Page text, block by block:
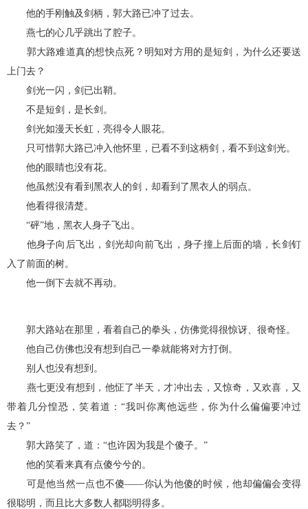
他的手刚触及剑柄，郭大路已冲了过去。
燕七的心几乎跳出了腔子。
郭大路难道真的想快点死？明知对方用的是短剑，为什么还要送
上门去？
剑光一闪，剑已出鞘。
不是短剑，是长剑。
剑光如漫天长虹，亮得令人眼花。
只可惜郭大路已冲入他怀里，已看不到这柄剑，看不到这剑光。
他的眼睛也没有花。
他虽然没有看到黑衣人的剑，却看到了黑衣人的弱点。
他看得很清楚。
“砰”地，黑衣人身子飞出。
他身子向后飞出，剑光却向前飞出，身子撞上后面的墙，长剑钉
入了前面的树。
他一倒下去就不再动。
郭大路站在那里，看着自己的拳头，仿佛觉得很惊讶、很奇怪。
他自己仿佛也没有想到自己一拳就能将对方打倒。
别人也没有想到。
燕七更没有想到，他怔了半天，才冲出去，又惊奇，又欢喜，又
带着几分惶恐，笑着道：“我叫你离他远些，你为什么偏偏要冲过
去？”
郭大路笑了，道：“也许因为我是个傻子。”
他的笑看来真有点傻兮兮的。
可是他当然一点也不傻——你认为他傻的时候，他却偏偏会变得
很聪明，而且比大多数人都聪明得多。